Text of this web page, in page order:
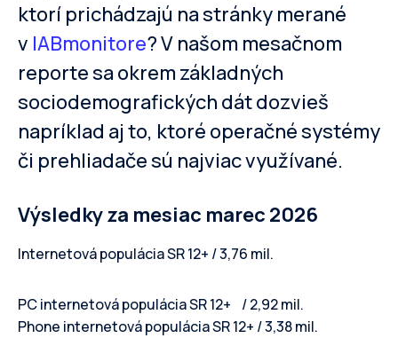
ktorí prichádzajú na stránky merané
v IABmonitore? V našom mesačnom
reporte sa okrem základných
sociodemografických dát dozvieš
napríklad aj to, ktoré operačné systémy
či prehliadače sú najviac využívané.
Výsledky za mesiac marec 2026
Internetová populácia SR 12+ / 3,76 mil.
PC internetová populácia SR 12+ / 2,92 mil.
Phone internetová populácia SR 12+ / 3,38 mil.